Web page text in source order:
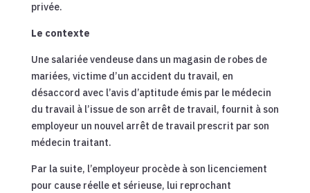
privée.
Le contexte
Une salariée vendeuse dans un magasin de robes de
mariées, victime d’un accident du travail, en
désaccord avec l’avis d’aptitude émis par le médecin
du travail à l’issue de son arrêt de travail, fournit à son
employeur un nouvel arrêt de travail prescrit par son
médecin traitant.
Par la suite, l’employeur procède à son licenciement
pour cause réelle et sérieuse, lui reprochant